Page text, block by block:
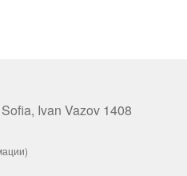
Ivan Vazov 1408